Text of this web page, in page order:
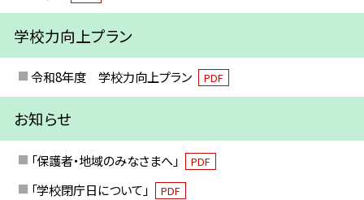
学校力向上プラン
令和8年度 学校力向上プラン PDF
お知らせ
「保護者・地域のみなさまへ」 PDF
「学校閉庁日について」 PDF